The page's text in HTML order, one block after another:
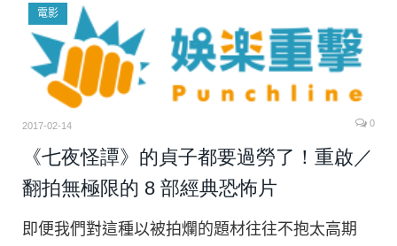
電影
2017-02-14 0
《七夜怪譚》的貞子都要過勞了！重啟／
翻拍無極限的 8 部經典恐怖片
即便我們對這種以被拍爛的題材往往不抱太高期